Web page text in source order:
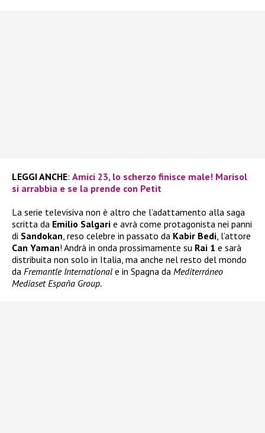
LEGGI ANCHE: Amici 23, lo scherzo finisce male! Marisol
si arrabbia e se la prende con Petit
La serie televisiva non è altro che l’adattamento alla saga
scritta da Emilio Salgari e avrà come protagonista nei panni
di Sandokan, reso celebre in passato da Kabir Bedi, l’attore
Can Yaman! Andrà in onda prossimamente su Rai 1 e sarà
distribuita non solo in Italia, ma anche nel resto del mondo
da Fremantle International e in Spagna da Mediterráneo
Mediaset España Group.